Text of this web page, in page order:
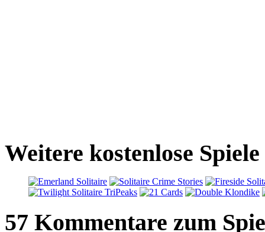
Weitere kostenlose
57 Kommentare zum